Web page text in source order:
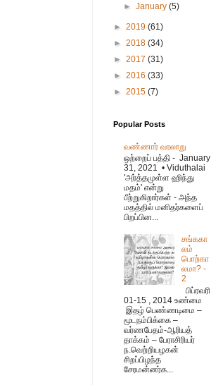
►January(5)
► 2019 (61)
► 2018 (34)
► 2017 (31)
► 2016 (33)
► 2015 (7)
Popular Posts
வண்ணார் வரலாறு
ஒற்றைப் பத்தி - January
31, 2021 • Viduthalai
'அர்த்தமுள்ள ஹிந்து
மதம்' என்று
பீற்றுகிறார்கள் - அந்த
மதத்தில் மனிதர்களைப்
பிறப்பின...
சங்ககா
லம்
பொற்கா
லமா? -
2
பிப்ரவரி
01-15 , 2014 உண்மை
இதழ் பெண்ணடிமை –
மூடநம்பிக்கை –
வர்ணபேதம்-ஆரியத்
தாக்கம் – பேராசிரியர்
ந.வெற்றியழகன்
சிறப்பிழந்த
சேரமன்னர்க...